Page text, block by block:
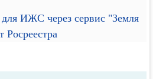
ИЖС через сервис "Земля
Росреестра